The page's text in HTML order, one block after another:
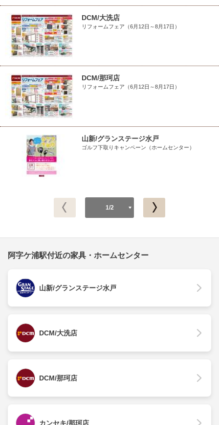
DCM/大洗店
リフォームフェア（6月12日～8月17日）
DCM/那珂店
リフォームフェア（6月12日～8月17日）
山新/グランステージ水戸
ゴルフ下取りキャンペーン（ホームセンター）
1/2
阿字ケ浦駅付近の家具・ホームセンター
山新/グランステージ水戸
DCM/大洗店
DCM/那珂店
カンセキ/那珂店